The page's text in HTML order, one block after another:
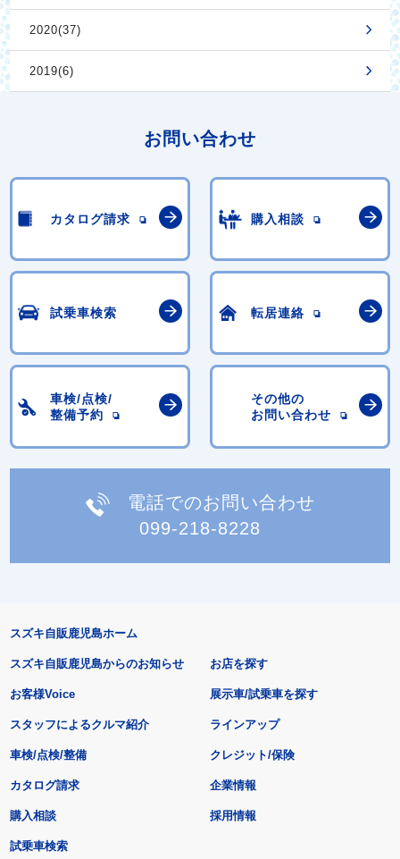
2020(37)
2019(6)
お問い合わせ
カタログ請求 購入相談
試乗車検索 転居連絡
車検/点検/
整備予約
その他の
お問い合わせ
電話でのお問い合わせ
099-218-8228
スズキ自販鹿児島ホーム
スズキ自販鹿児島からのお知らせ
お客様Voice
スタッフによるクルマ紹介
お店を探す
展示車/試乗車を探す
ラインアップ
車検/点検/整備 クレジット/保険
カタログ請求
購入相談
試乗車検索
企業情報
採用情報